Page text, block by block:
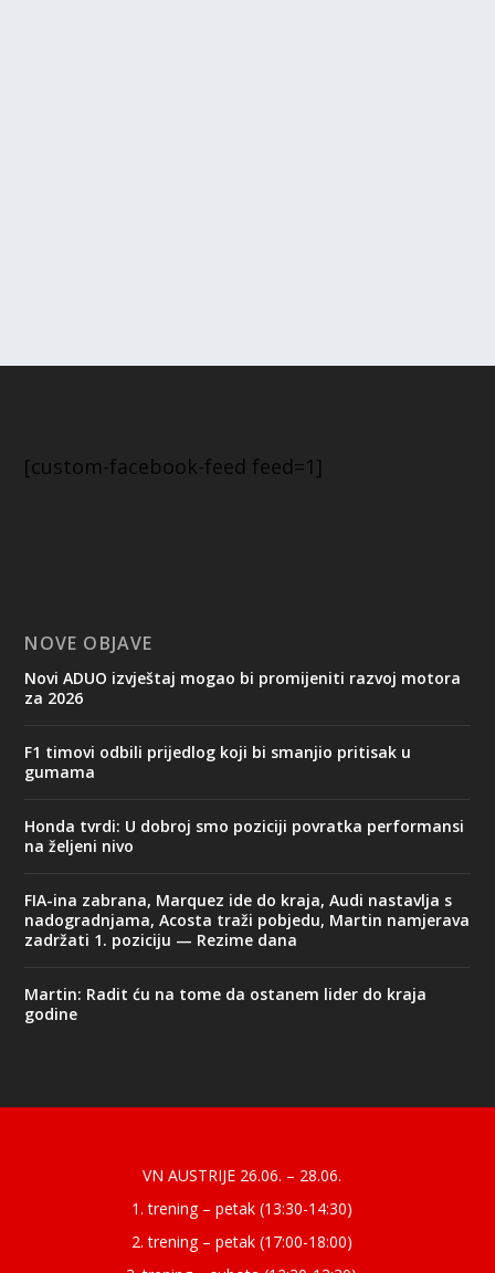
[custom-facebook-feed feed=1]
NOVE OBJAVE
Novi ADUO izvještaj mogao bi promijeniti razvoj motora
za 2026
F1 timovi odbili prijedlog koji bi smanjio pritisak u
gumama
Honda tvrdi: U dobroj smo poziciji povratka performansi
na željeni nivo
FIA-ina zabrana, Marquez ide do kraja, Audi nastavlja s
nadogradnjama, Acosta traži pobjedu, Martin namjerava
zadržati 1. poziciju — Rezime dana
Martin: Radit ću na tome da ostanem lider do kraja
godine
VN AUSTRIJE 26.06. – 28.06.
1. trening – petak (13:30-14:30)
2. trening – petak (17:00-18:00)